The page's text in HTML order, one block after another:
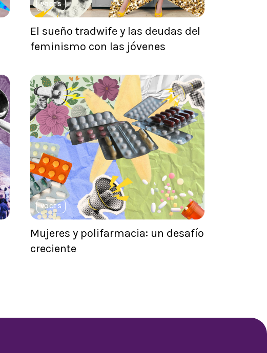
VOCES
El sueño tradwife y las deudas del
feminismo con las jóvenes
VOCES
Mujeres y polifarmacia: un desafío
creciente